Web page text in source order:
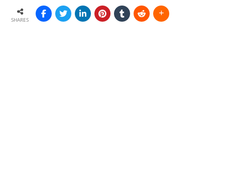
SHARES